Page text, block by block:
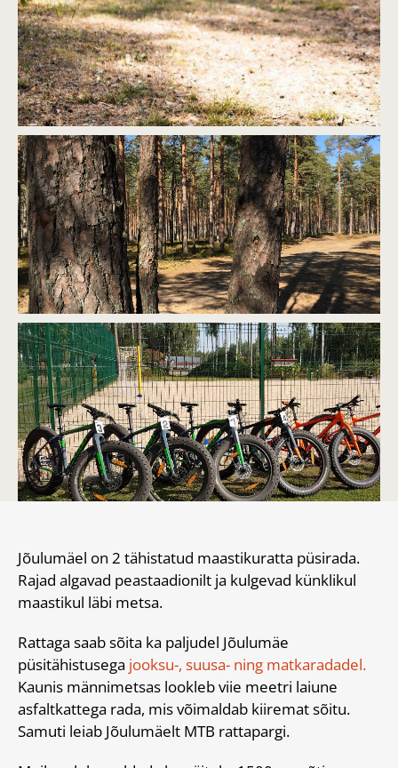
Jõulumäel on 2 tähistatud maastikuratta püsirada.
Rajad algavad peastaadionilt ja kulgevad künklikul
maastikul läbi metsa.
Rattaga saab sõita ka paljudel Jõulumäe
püsitähistusega jooksu-, suusa- ning matkaradadel.
Kaunis männimetsas lookleb viie meetri laiune
asfaltkattega rada, mis võimaldab kiiremat sõitu.
Samuti leiab Jõulumäelt MTB rattapargi.